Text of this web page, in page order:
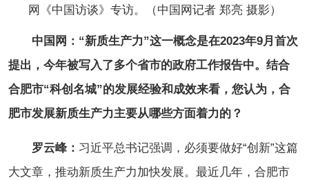
网《中国访谈》专访。（中国网记者 郑亮 摄影）
中国网：“新质生产力”这一概念是在2023年9月首次
提出，今年被写入了多个省市的政府工作报告中。结合
合肥市“科创名城”的发展经验和成效来看，您认为，合
肥市发展新质生产力主要从哪些方面着力的？
罗云峰： 习近平总书记强调，必须要做好“创新”这篇
大文章，推动新质生产力加快发展。最近几年，合肥市